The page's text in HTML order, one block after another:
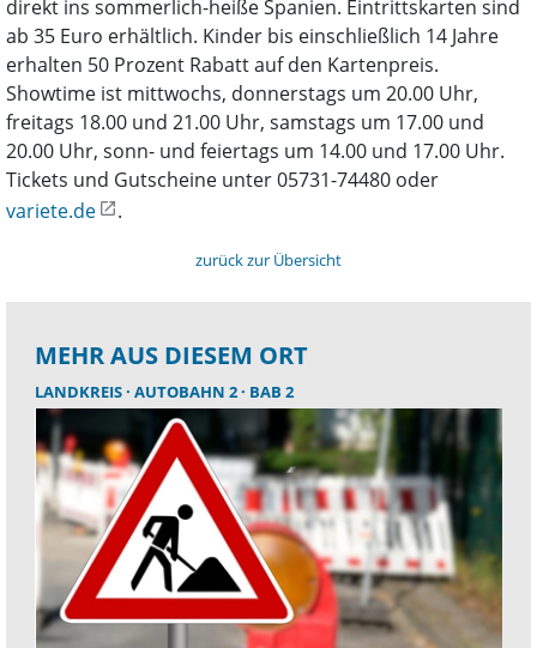
direkt ins sommerlich-heiße Spanien. Eintrittskarten sind
ab 35 Euro erhältlich. Kinder bis einschließlich 14 Jahre
erhalten 50 Prozent Rabatt auf den Kartenpreis.
Showtime ist mittwochs, donnerstags um 20.00 Uhr,
freitags 18.00 und 21.00 Uhr, samstags um 17.00 und
20.00 Uhr, sonn- und feiertags um 14.00 und 17.00 Uhr.
Tickets und Gutscheine unter 05731-74480 oder
variete.de
.
zurück zur Übersicht
MEHR AUS DIESEM ORT
LANDKREIS AUTOBAHN 2 BAB 2